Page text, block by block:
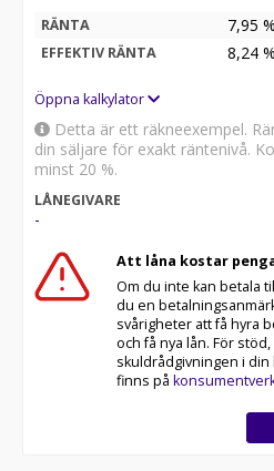
RÄNTA 7,95 %
EFFEKTIV RÄNTA 8,24 %
Öppna kalkylator
Detta är ett räkneexempel.
din säljare för exakt räntenivå.
minst 20 %.
LÅNEGIVARE
-
Att låna kostar
Om du inte kan betala
du en
svårigheter att få hyra
och få nya lån. För
skuldrådgivningen i
finns på